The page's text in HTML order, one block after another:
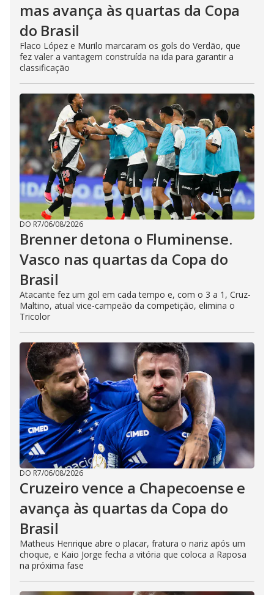
mas avança às quartas da Copa
do Brasil
Flaco López e Murilo marcaram os gols do Verdão, que
fez valer a vantagem construída na ida para garantir a
classificação
DO R7/06/08/2026
Brenner detona o Fluminense.
Vasco nas quartas da Copa do
Brasil
Atacante fez um gol em cada tempo e, com o 3 a 1, Cruz-
Maltino, atual vice-campeão da competição, elimina o
Tricolor
DO R7/06/08/2026
Cruzeiro vence a Chapecoense e
avança às quartas da Copa do
Brasil
Matheus Henrique abre o placar, fratura o nariz após um
choque, e Kaio Jorge fecha a vitória que coloca a Raposa
na próxima fase